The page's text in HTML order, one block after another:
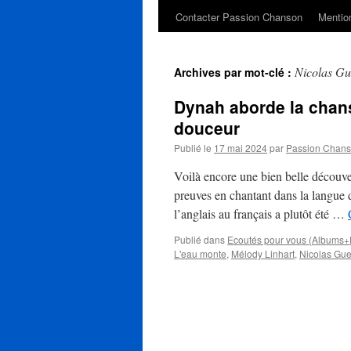
Contacter Passion Chanson
Archives par mot-clé : Nicolas
Dynah aborde la
douceur
Publié le 17 mai 2024par Passion
Voilà encore une bien belle
preuves en chantant dans la
l’anglais au français a plutôt été …
Publié dans Ecoutés pour vous
L'eau monte, Mélody Linhart, Nicolas